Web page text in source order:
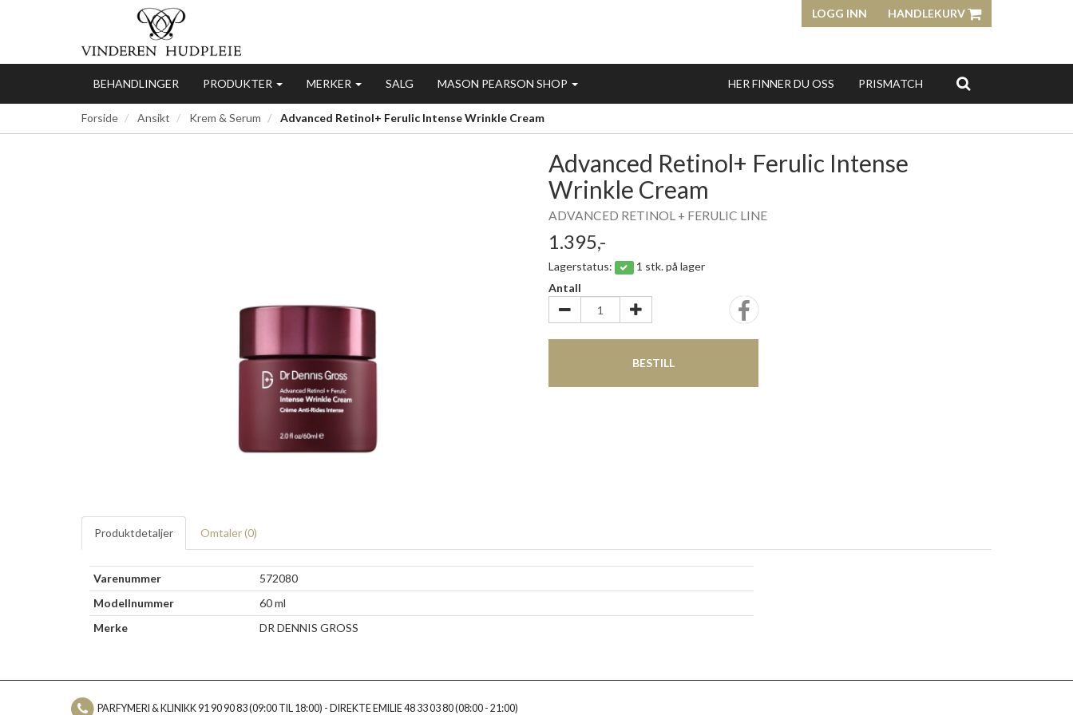
LOGG INN HANDLEKURV
BEHANDLINGER PRODUKTER MERKER SALG MASON PEARSON SHOP HER FINNER DU OSS PRISMATCH
Forside Ansikt Krem & Serum Advanced Retinol+ Ferulic Intense Wrinkle Cream
Advanced Retinol+ Ferulic Intense
Wrinkle Cream
ADVANCED RETINOL + FERULIC LINE
1.395,-
Lagerstatus:
1 stk. på lager
Antall
BESTILL
Produktdetaljer Omtaler (0)
Varenummer
572080
Modellnummer
60 ml
Merke
DR DENNIS GROSS
PARFYMERI & KLINIKK 91 90 90 83 (09:00 TIL 18:00) - DIREKTE EMILIE 48 33 03 80 (08:00 - 21:00)